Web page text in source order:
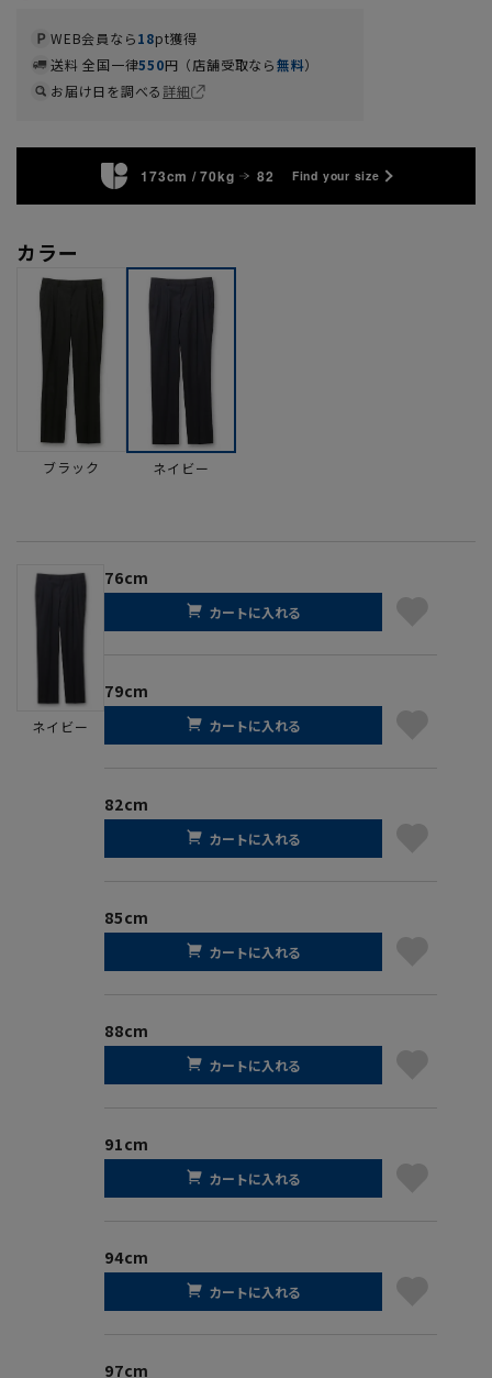
WEB会員なら18pt獲得
送料 全国一律550円（店舗受取なら無料）
お届け日を調べる詳細
173cm / 70kg 82 Find your size
カラー
ブラック ネイビー
ネイビー
76cm
カートに入れる
79cm
カートに入れる
82cm
カートに入れる
85cm
カートに入れる
88cm
カートに入れる
91cm
カートに入れる
94cm
カートに入れる
97cm